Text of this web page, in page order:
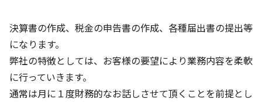
決算書の作成、税金の申告書の作成、各種届出書の提出等
になります。
弊社の特徴としては、お客様の要望により業務内容を柔軟
に行っていきます。
通常は月に１度財務的なお話しさせて頂くことを前提とし